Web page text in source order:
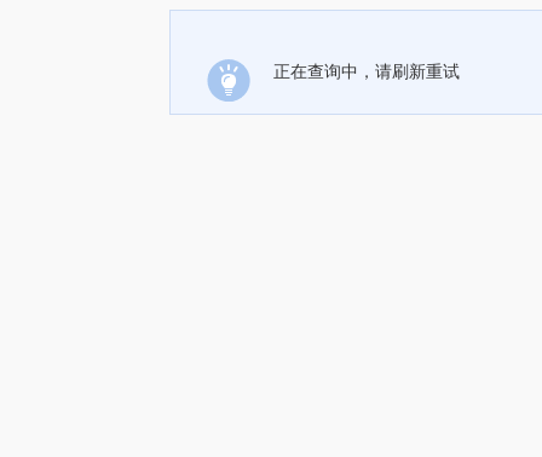
正在查询中，请刷新重试